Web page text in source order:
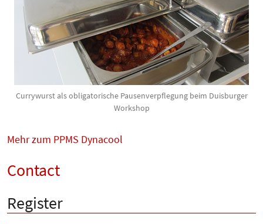
Currywurst als obligatorische Pausenverpflegung beim Duisburger
Workshop
Mehr zum PPMS Dynacool
Contact
Register